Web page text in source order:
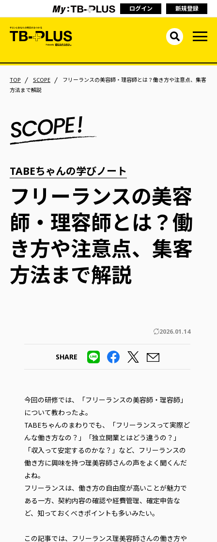
ログイン 新規登録
TOP SCOPE
フリーランスの美容師・理容師とは？働き方や注意点、集客
方法まで解説
TABEちゃんの学びノート
フリーランスの美容
師・理容師とは？働
き方や注意点、集客
方法まで解説
2026.01.14
SHARE
今回の研修では、「フリーランスの美容師・理容師」
について教わったよ。
TABEちゃんのまわりでも、「フリーランスって実際ど
んな働き方なの？」「独立開業とはどう違うの？」
「収入って安定するのかな？」など、フリーランスの
働き方に興味を持つ理美容師さんの声をよく聞くんだ
よね。
フリーランスは、働き方の自由度が高いことが魅力で
ある一方、契約内容の確認や経費管理、確定申告な
ど、知っておくべきポイントも多いみたい。
この記事では、フリーランス理美容師さんの働き方や